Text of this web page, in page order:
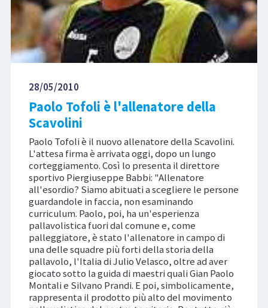
28/05/2010
Paolo Tofoli è l'allenatore della
Scavolini
Paolo Tofoli è il nuovo allenatore della Scavolini.
L'attesa firma è arrivata oggi, dopo un lungo
corteggiamento. Così lo presenta il direttore
sportivo Piergiuseppe Babbi: "Allenatore
all'esordio? Siamo abituati a scegliere le persone
guardandole in faccia, non esaminando
curriculum. Paolo, poi, ha un'esperienza
pallavolistica fuori dal comune e, come
palleggiatore, è stato l'allenatore in campo di
una delle squadre più forti della storia della
pallavolo, l'Italia di Julio Velasco, oltre ad aver
giocato sotto la guida di maestri quali Gian Paolo
Montali e Silvano Prandi. E poi, simbolicamente,
rappresenta il prodotto più alto del movimento